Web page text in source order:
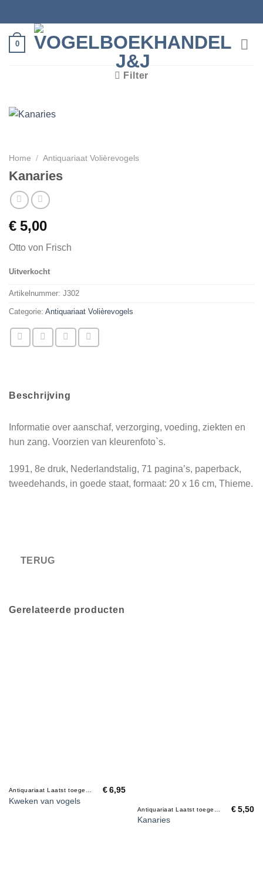
naar
inhoud
0
Filter
Home / Antiquariaat Volièrevogels
Kanaries
€ 5,00
Otto von Frisch
Uitverkocht
Artikelnummer: J302
Categorie: Antiquariaat Volièrevogels
Beschrijving
Informatie over aanschaf, verzorging, voeding, ziekten en
hun zang. Voorzien van kleurenfoto`s.
1991, 8e druk, Nederlandstalig, 71 pagina’s, paperback,
tweedehands, in goede staat, formaat: 20 x 16 cm, Thieme.
Gerelateerde producten
Antiquariaat Laatst toegevoegd
Kweken van vogels
€ 6,95
Kanaries
€ 5,50